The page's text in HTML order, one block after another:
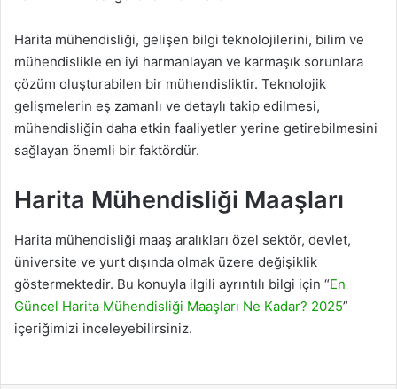
Harita mühendisliği, gelişen bilgi teknolojilerini, bilim ve
mühendislikle en iyi harmanlayan ve karmaşık sorunlara
çözüm oluşturabilen bir mühendisliktir. Teknolojik
gelişmelerin eş zamanlı ve detaylı takip edilmesi,
mühendisliğin daha etkin faaliyetler yerine getirebilmesini
sağlayan önemli bir faktördür.
Harita Mühendisliği Maaşları
Harita mühendisliği maaş aralıkları özel sektör, devlet,
üniversite ve yurt dışında olmak üzere değişiklik
göstermektedir. Bu konuyla ilgili ayrıntılı bilgi için “En
Güncel Harita Mühendisliği Maaşları Ne Kadar? 2025”
içeriğimizi inceleyebilirsiniz.